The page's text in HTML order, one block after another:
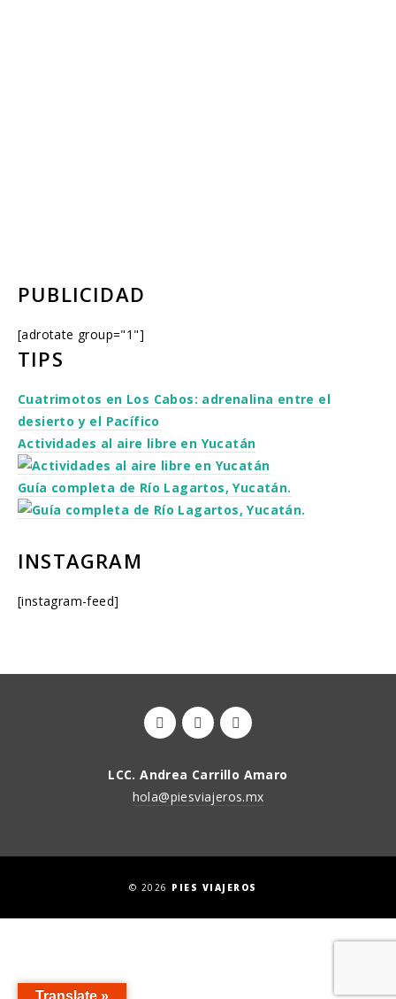
PUBLICIDAD
[adrotate group="1"]
TIPS
Cuatrimotos en Los Cabos: adrenalina entre el
desierto y el Pacífico
Actividades al aire libre en Yucatán
Guía completa de Río Lagartos, Yucatán.
INSTAGRAM
[instagram-feed]
LCC. Andrea Carrillo Amaro
hola@piesviajeros.mx
© 2026 PIES VIAJEROS
Translate »